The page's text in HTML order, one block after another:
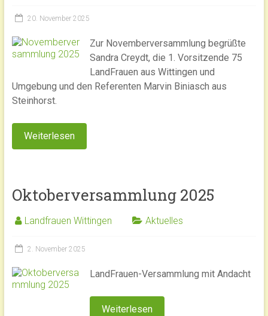
20. November 2025
Zur Novemberversammlung begrüßte
Sandra Creydt, die 1. Vorsitzende 75
LandFrauen aus Wittingen und
Umgebung und den Referenten Marvin Biniasch aus
Steinhorst.
Weiterlesen
Oktoberversammlung 2025
Landfrauen Wittingen Aktuelles
2. November 2025
LandFrauen-Versammlung mit Andacht
Weiterlesen